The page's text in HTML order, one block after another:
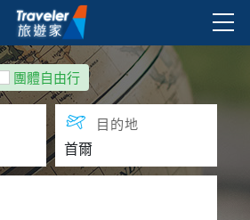
團體自由行
目的地